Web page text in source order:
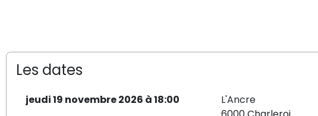
Les dates
jeudi 19 novembre 2026 à 18:00
L'Ancre